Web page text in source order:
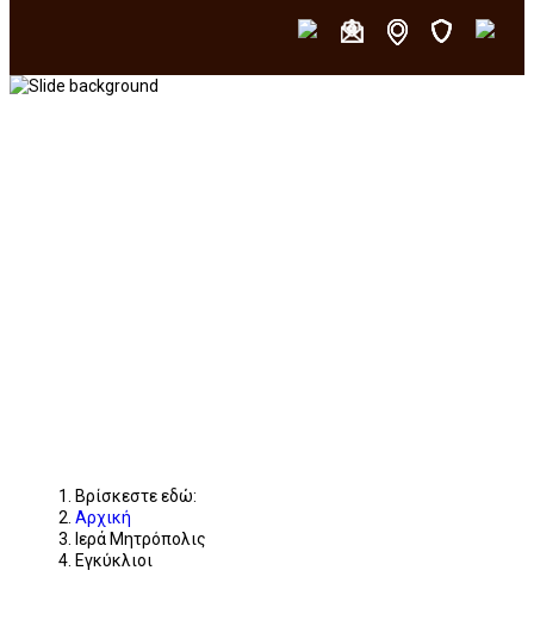
Βρίσκεστε εδώ:
Αρχική
Ιερά Μητρόπολις
Εγκύκλιοι